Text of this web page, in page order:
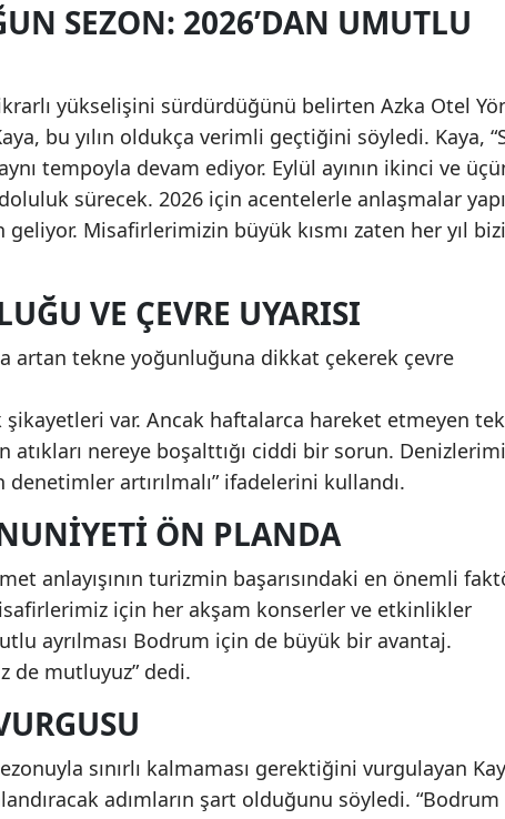
SEZON: 2026’DAN UMUTLU
yükselişini sürdürdüğünü belirten Azka Otel
bu yılın oldukça verimli geçtiğini söyledi. Kaya,
tempoyla devam ediyor. Eylül ayının ikinci ve
sürecek. 2026 için acentelerle anlaşmalar
Misafirlerimizin büyük kısmı zaten her yıl
VE ÇEVRE UYARISI
artan tekne yoğunluğuna dikkat çekerek çevre
var. Ancak haftalarca hareket etmeyen
atıkları nereye boşalttığı ciddi bir sorun.
denetimler artırılmalı” ifadelerini kullandı.
ÖN PLANDA
anlayışının turizmin başarısındaki en önemli
için her akşam konserler ve etkinlikler
ayrılması Bodrum için de büyük bir avantaj.
de mutluyuz” dedi.
sınırlı kalmaması gerektiğini vurgulayan
adımların şart olduğunu söyledi. “Bodrum